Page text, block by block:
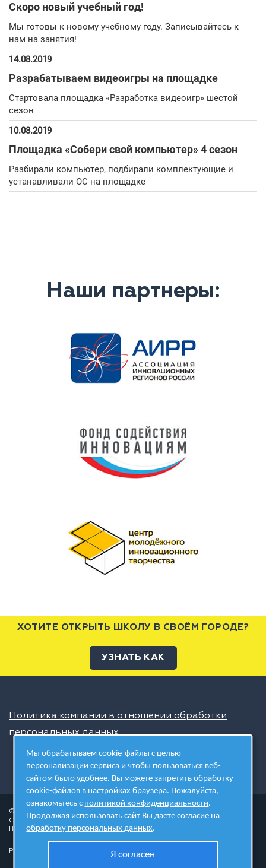
Скоро новый учебный год!
Мы готовы к новому учебному году. Записывайтесь к
нам на занятия!
14.08.2019
Разрабатываем видеоигры на площадке
Стартовала площадка «Разработка видеоигр» шестой
сезон
10.08.2019
Площадка «Собери свой компьютер» 4 сезон
Разбирали компьютер, подбирали комплектующие и
устанавливали ОС на площадке
Наши партнеры:
ХОТИТЕ ОТКРЫТЬ ШКОЛУ В СВОЁМ ГОРОДЕ?
УЗНАТЬ КАК
Политика компании в отношении обработки
персональных данных
© 2026 ШЦТ
Сеть центров молодёжного инновационного творчества
Школа цифровых технологий
Разработано в студии
Мы обрабатываем cookie-файлы с целью
персонализации сервиса и чтобы пользоваться веб-
сайтом было удобнее. Вы можете запретить обработку
cookie-файлов в настройках браузера. Пожалуйста,
ознакомьтесь с политикой конфиденциальности.
Продолжая использовать сайт Вы даетесогласие на
обработку персональных данных.
Я согласен